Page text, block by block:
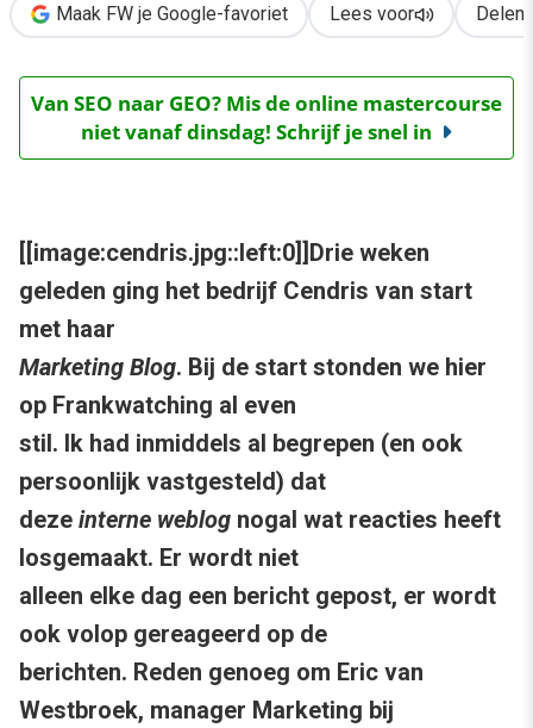
Maak FW je Google-favoriet Lees voor Delen
Van SEO naar GEO? Mis de online mastercourse
niet vanaf dinsdag! Schrijf je snel in
[[image:cendris.jpg::left:0]]Drie weken
geleden ging het bedrijf Cendris van start
met haar
Marketing Blog. Bij de start stonden we hier
op Frankwatching al even
stil. Ik had inmiddels al begrepen (en ook
persoonlijk vastgesteld) dat
deze interne weblog nogal wat reacties heeft
losgemaakt. Er wordt niet
alleen elke dag een bericht gepost, er wordt
ook volop gereageerd op de
berichten. Reden genoeg om Eric van
Westbroek, manager Marketing bij